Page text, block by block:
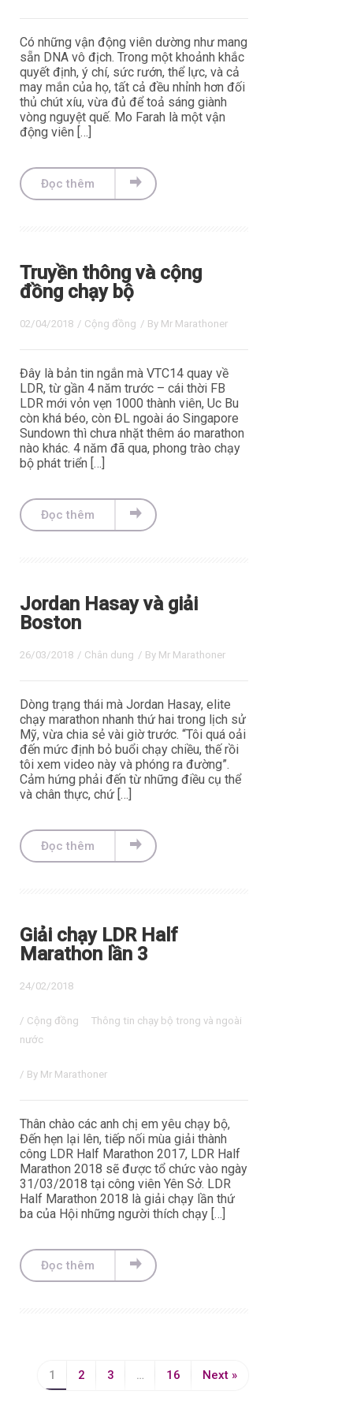
Có những vận động viên dường như mang
sẵn DNA vô địch. Trong một khoảnh khắc
quyết định, ý chí, sức rướn, thể lực, và cả
may mắn của họ, tất cả đều nhỉnh hơn đối
thủ chút xíu, vừa đủ để toả sáng giành
vòng nguyệt quế. Mo Farah là một vận
động viên […]
Đọc thêm
Truyền thông và cộng
đồng chạy bộ
02/04/2018 / Cộng đồng / By Mr Marathoner
Đây là bản tin ngắn mà VTC14 quay về
LDR, từ gần 4 năm trước – cái thời FB
LDR mới vỏn vẹn 1000 thành viên, Uc Bu
còn khá béo, còn ĐL ngoài áo Singapore
Sundown thì chưa nhặt thêm áo marathon
nào khác. 4 năm đã qua, phong trào chạy
bộ phát triển […]
Đọc thêm
Jordan Hasay và giải
Boston
26/03/2018 / Chân dung / By Mr Marathoner
Dòng trạng thái mà Jordan Hasay, elite
chạy marathon nhanh thứ hai trong lịch sử
Mỹ, vừa chia sẻ vài giờ trước. “Tôi quá oải
đến mức định bỏ buổi chạy chiều, thế rồi
tôi xem video này và phóng ra đường”.
Cảm hứng phải đến từ những điều cụ thể
và chân thực, chứ […]
Đọc thêm
Giải chạy LDR Half
Marathon lần 3
24/02/2018
/ Cộng đồng
Thông tin chạy bộ trong và ngoài
nước
/ By Mr Marathoner
Thân chào các anh chị em yêu chạy bộ,
Đến hẹn lại lên, tiếp nối mùa giải thành
công LDR Half Marathon 2017, LDR Half
Marathon 2018 sẽ được tổ chức vào ngày
31/03/2018 tại công viên Yên Sở. LDR
Half Marathon 2018 là giải chạy lần thứ
ba của Hội những người thích chạy […]
Đọc thêm
1 2 3 … 16 Next »